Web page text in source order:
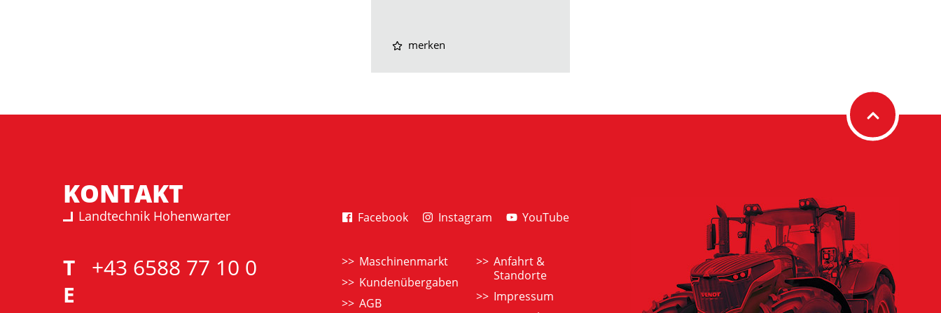
merken
KONTAKT
Landtechnik Hohenwarter
T
+43 6588 77 10 0
E
Facebook Instagram YouTube
Maschinenmarkt
Kundenübergaben
AGB
Anfahrt &
Standorte
Impressum